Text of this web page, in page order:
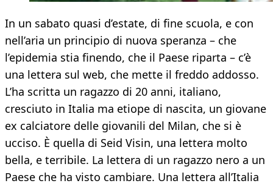
In un sabato quasi d’estate, di fine scuola, e con
nell’aria un principio di nuova speranza – che
l’epidemia stia finendo, che il Paese riparta – c’è
una lettera sul web, che mette il freddo addosso.
L’ha scritta un ragazzo di 20 anni, italiano,
cresciuto in Italia ma etiope di nascita, un giovane
ex calciatore delle giovanili del Milan, che si è
ucciso. È quella di Seid Visin, una lettera molto
bella, e terribile. La lettera di un ragazzo nero a un
Paese che ha visto cambiare. Una lettera all’Italia